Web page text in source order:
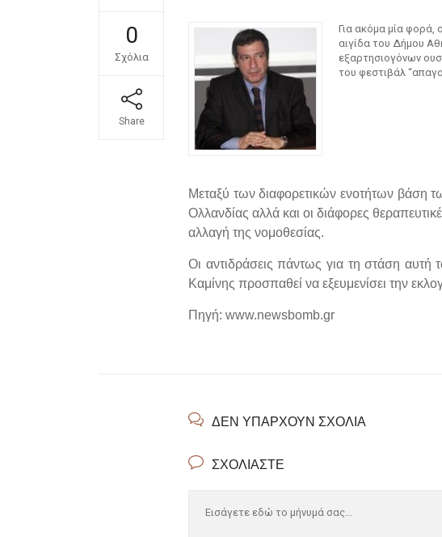
0
Σχόλια
Share
Για ακόμα μία φορά,
αιγίδα του Δήμου
εξαρτησιογόνων
του φεστιβάλ
Μεταξύ των διαφορετικών ενοτήτων βάση
Ολλανδίας αλλά και οι διάφορες
αλλαγή της νομοθεσίας.
Οι αντιδράσεις πάντως για τη στάση
Καμίνης προσπαθεί να εξευμενίσει την
Πηγή: www.newsbomb.gr
ΔΕΝ ΥΠΆΡΧΟΥΝ ΣΧΌΛΙΑ
ΣΧΟΛΙΆΣΤΕ